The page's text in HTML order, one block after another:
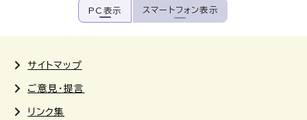
PC表示 スマートフォン表示
サイトマップ
ご意見・提言
リンク集